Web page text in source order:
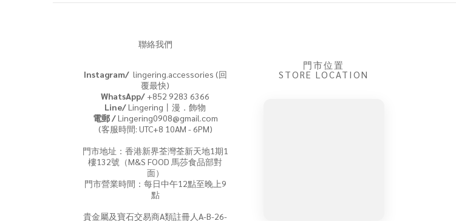
聯絡我們
Instagram/ lingering.accessories (回
覆最快)
WhatsApp/ +852 9283 6366
Line/Lingering丨漫．飾物
電郵 /Lingering0908@gmail.com
(客服時間: UTC+8 10AM - 6PM)
門市地址：香港新界荃灣荃新天地1期1
樓132號（M&S FOOD 馬莎食品部對
面）
門市營業時間：每日中午12點至晚上9
點
貴金屬及寶石交易商A類註冊人A-B-26-
門市位置
STORE LOCATION